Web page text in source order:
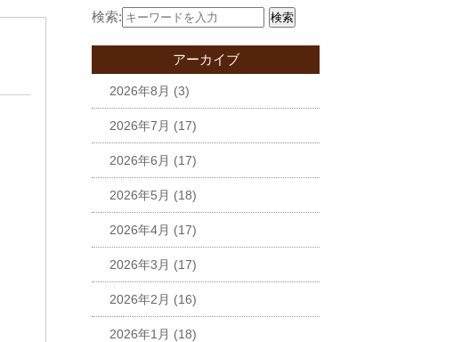
検索: 検索
アーカイブ
2026年8月 (3)
2026年7月 (17)
2026年6月 (17)
2026年5月 (18)
2026年4月 (17)
2026年3月 (17)
2026年2月 (16)
2026年1月 (18)